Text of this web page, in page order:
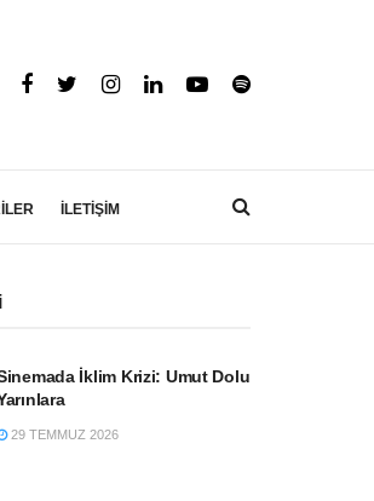
İLETİŞİM
İklim Krizi: Umut Dolu
29 TEMMUZ 2026